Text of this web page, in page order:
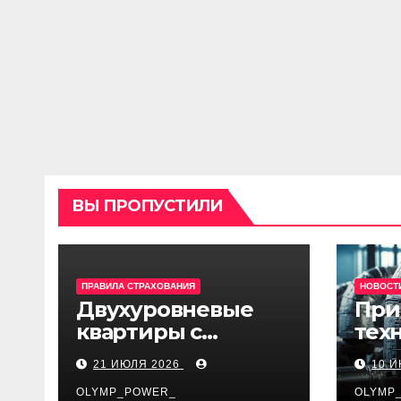
ВЫ ПРОПУСТИЛИ
ПРАВИЛА СТРАХОВАНИЯ
Двухуровневые
квартиры с
верхним светом и
террасой в готовом
21 ИЮЛЯ 2026
OLYMP_POWER_
10